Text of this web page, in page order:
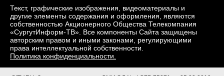
Текст, графические изображения, видеоматериалы и
другие элементы содержания и оформления, являются
собственностью Акционерного Общества Телекомпания
«СургутИнформ-ТВ». Все компоненты Сайта защищены
авторским правом и иными законами, регулирующими
права интеллектуальной собственности.
Политика конфиденциальности.